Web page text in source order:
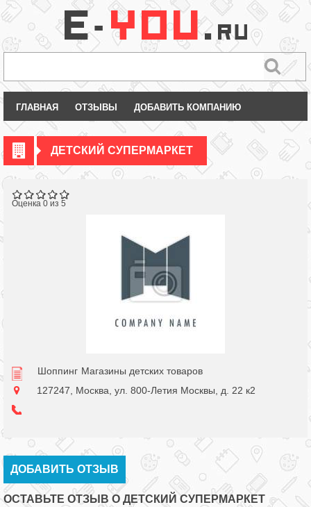
ГЛАВНАЯ ОТЗЫВЫ ДОБАВИТЬ КОМПАНИЮ
ДЕТСКИЙ СУПЕРМАРКЕТ
Оценка 0 из 5
Шоппинг Магазины детских товаров
127247, Москва, ул. 800-Летия Москвы, д. 22 к2
ДОБАВИТЬ ОТЗЫВ
ОСТАВЬТЕ ОТЗЫВ О ДЕТСКИЙ СУПЕРМАРКЕТ